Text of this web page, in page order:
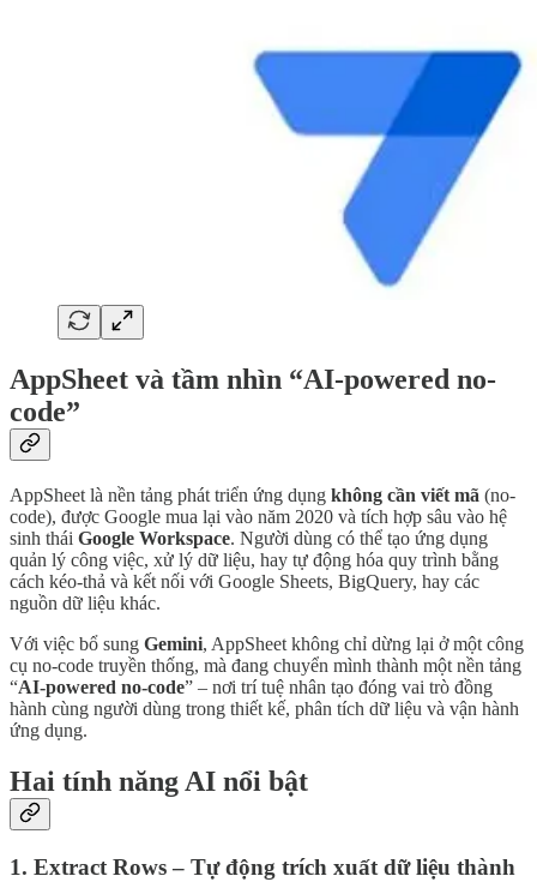
AppSheet và tầm nhìn “AI-powered no-
code”
AppSheet là nền tảng phát triển ứng dụng không cần viết mã (no-
code), được Google mua lại vào năm 2020 và tích hợp sâu vào hệ
sinh thái Google Workspace. Người dùng có thể tạo ứng dụng
quản lý công việc, xử lý dữ liệu, hay tự động hóa quy trình bằng
cách kéo-thả và kết nối với Google Sheets, BigQuery, hay các
nguồn dữ liệu khác.
Với việc bổ sung Gemini, AppSheet không chỉ dừng lại ở một công
cụ no-code truyền thống, mà đang chuyển mình thành một nền tảng
“AI-powered no-code” – nơi trí tuệ nhân tạo đóng vai trò đồng
hành cùng người dùng trong thiết kế, phân tích dữ liệu và vận hành
ứng dụng.
Hai tính năng AI nổi bật
1. Extract Rows – Tự động trích xuất dữ liệu thành